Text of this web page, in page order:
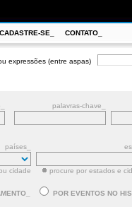
CADASTRE-SE_ CONTATO_
expressões (entre aspas)
palavras-chave_
países_
cidade procure por estados e
POR EVENTOS NO